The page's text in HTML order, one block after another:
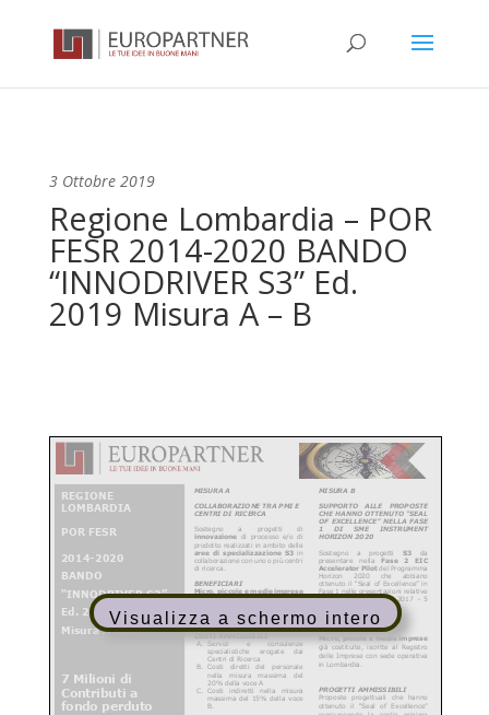
3 Ottobre 2019
Regione Lombardia – POR
FESR 2014-2020 BANDO
“INNODRIVER S3” Ed.
2019 Misura A – B
Visualizza a schermo intero